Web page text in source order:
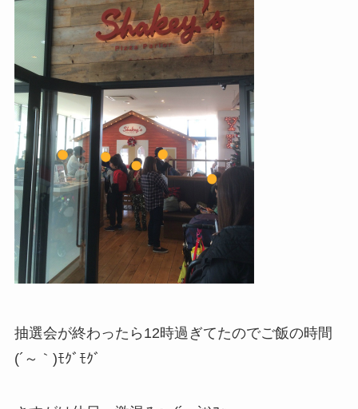
抽選会が終わったら12時過ぎてたのでご飯の時間
(´～｀)ﾓｸﾞﾓｸﾞ